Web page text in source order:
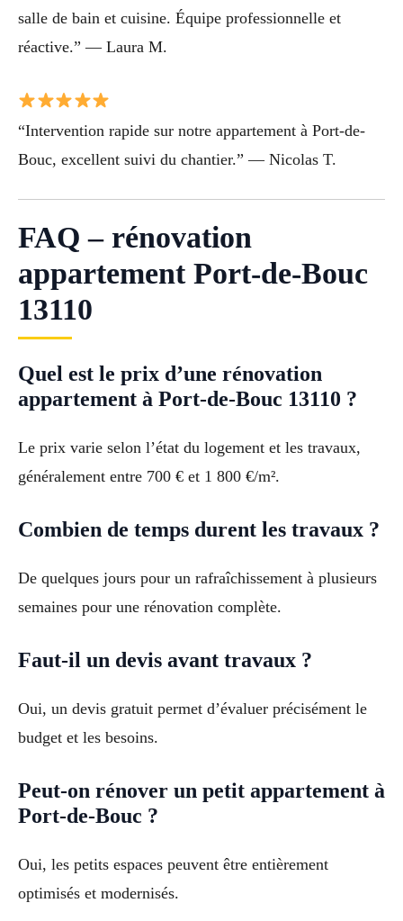
salle de bain et cuisine. Équipe professionnelle et
réactive.” — Laura M.
“Intervention rapide sur notre appartement à Port-de-
Bouc, excellent suivi du chantier.” — Nicolas T.
FAQ – rénovation
appartement Port-de-Bouc
13110
Quel est le prix d’une rénovation
appartement à Port-de-Bouc 13110 ?
Le prix varie selon l’état du logement et les travaux,
généralement entre 700 € et 1 800 €/m².
Combien de temps durent les travaux ?
De quelques jours pour un rafraîchissement à plusieurs
semaines pour une rénovation complète.
Faut-il un devis avant travaux ?
Oui, un devis gratuit permet d’évaluer précisément le
budget et les besoins.
Peut-on rénover un petit appartement à
Port-de-Bouc ?
Oui, les petits espaces peuvent être entièrement
optimisés et modernisés.